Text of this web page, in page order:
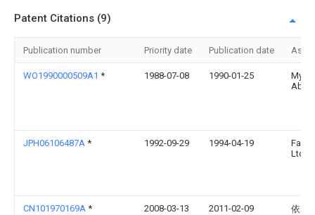
Patent Citations (9)
Publication number Priority date Publication date
WO1990000509A1 * 1988-07-08 1990-01-25
Ab
JPH06106487A * 1992-09-29 1994-04-19
Fanuc
Ltd
CN101970169A * 2008-03-13 2011-02-09
依赛